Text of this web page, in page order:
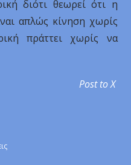
διότι θεωρεί ότι η
απλώς κίνηση χωρίς
πράττει χωρίς να
Post to X